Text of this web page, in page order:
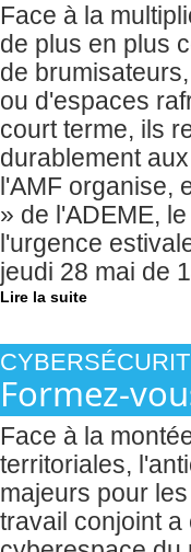
Face à la
de plus en plus
de
ou d'espaces
court terme, ils
durablement
l'AMF organise,
» de l'ADEME,
l'urgence
jeudi 28 mai de
Lire la suite
Formez-
Face à la
territoriales,
majeurs pour
travail conjoint a